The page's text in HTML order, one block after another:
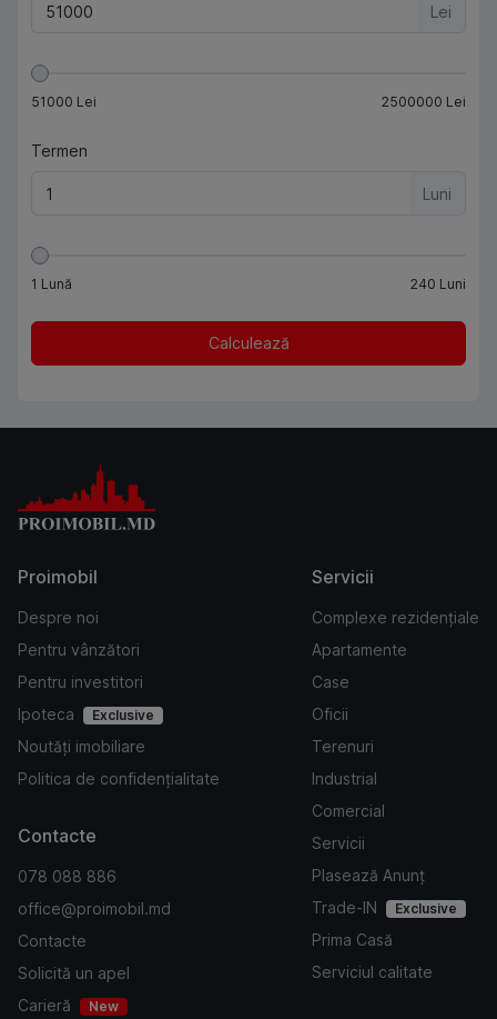
Lei
51000 Lei 2500000 Lei
Termen
Luni
1 Lună 240 Luni
Calculează
Proimobil
Despre noi
Pentru vânzători
Pentru investitori
Ipoteca
Exclusive
Noutăți imobiliare
Politica de confidențialitate
Servicii
Complexe rezidențiale
Apartamente
Case
Oficii
Terenuri
Industrial
Comercial
Servicii
Plasează Anunț
Trade-IN
Exclusive
Prima Casă
Serviciul calitate
Contacte
078 088 886
office@proimobil.md
Contacte
Solicită un apel
Carieră
New